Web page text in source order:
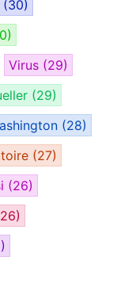
(30)
Virus (29)
(29)
(28)
(27)
(26)